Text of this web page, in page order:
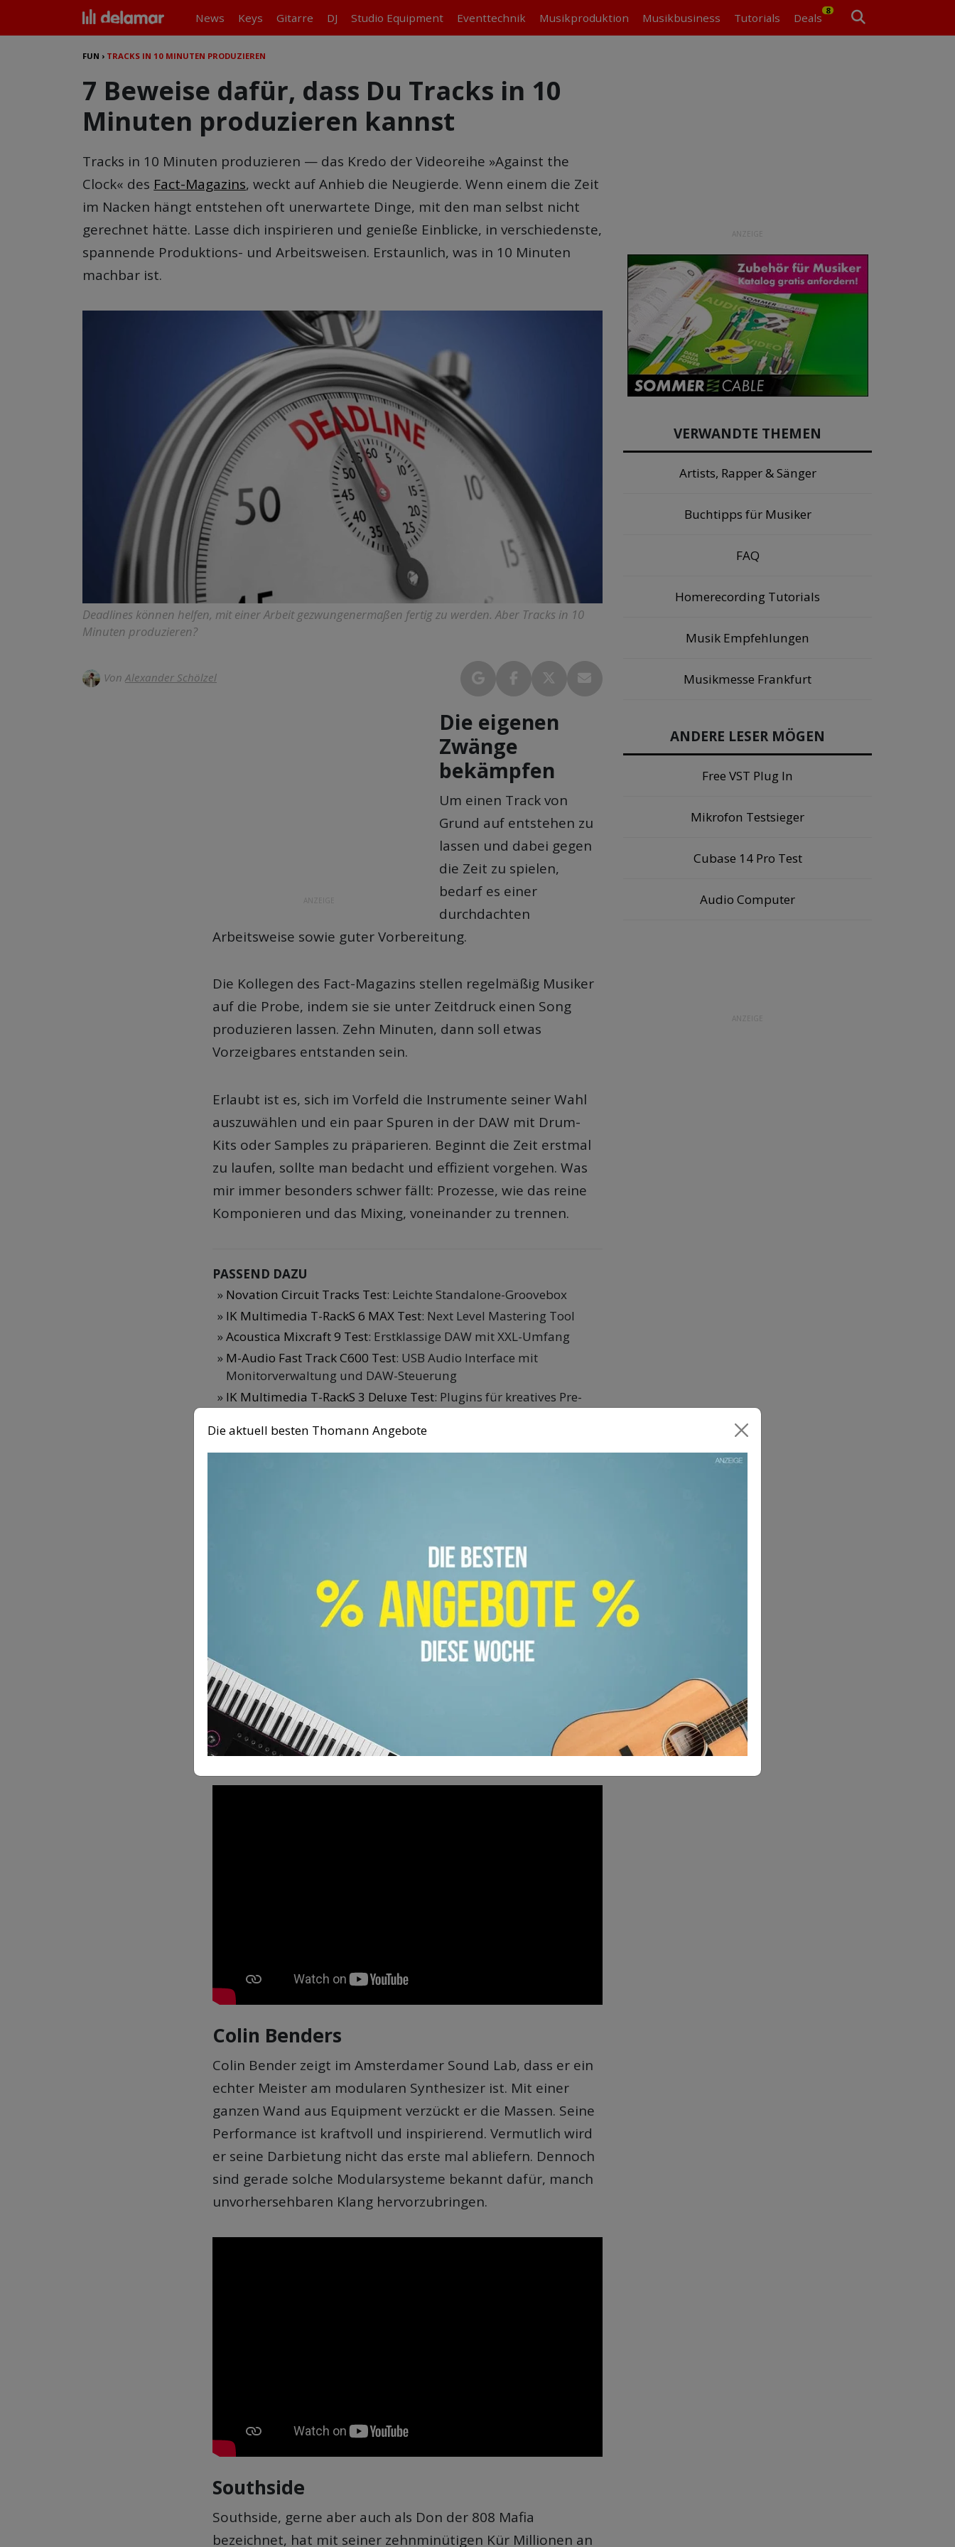
News Keys Gitarre DJ Studio Equipment Eventtechnik Musikproduktion Musikbusiness Tutorials Deals
8
FUN › TRACKS IN 10 MINUTEN PRODUZIEREN
7 Beweise dafür, dass Du Tracks in 10
Minuten produzieren kannst
Tracks in 10 Minuten produzieren — das Kredo der Videoreihe »Against the
Clock« des Fact-Magazins, weckt auf Anhieb die Neugierde. Wenn einem die Zeit
im Nacken hängt entstehen oft unerwartete Dinge, mit den man selbst nicht
gerechnet hätte. Lasse dich inspirieren und genieße Einblicke, in verschiedenste,
spannende Produktions- und Arbeitsweisen. Erstaunlich, was in 10 Minuten
machbar ist.
Deadlines können helfen, mit einer Arbeit gezwungenermaßen fertig zu werden. Aber Tracks in 10
Minuten produzieren?
Von Alexander Schölzel
ANZEIGE
Die eigenen
Zwänge
bekämpfen
Um einen Track von
Grund auf entstehen zu
lassen und dabei gegen
die Zeit zu spielen,
bedarf es einer
durchdachten
Arbeitsweise sowie guter Vorbereitung.
Die Kollegen des Fact-Magazins stellen regelmäßig Musiker
auf die Probe, indem sie sie unter Zeitdruck einen Song
produzieren lassen. Zehn Minuten, dann soll etwas
Vorzeigbares entstanden sein.
Erlaubt ist es, sich im Vorfeld die Instrumente seiner Wahl
auszuwählen und ein paar Spuren in der DAW mit Drum-
Kits oder Samples zu präparieren. Beginnt die Zeit erstmal
zu laufen, sollte man bedacht und effizient vorgehen. Was
mir immer besonders schwer fällt: Prozesse, wie das reine
Komponieren und das Mixing, voneinander zu trennen.
PASSEND DAZU
Novation Circuit Tracks Test: Leichte Standalone-Groovebox
IK Multimedia T-RackS 6 MAX Test: Next Level Mastering Tool
Acoustica Mixcraft 9 Test: Erstklassige DAW mit XXL-Umfang
M-Audio Fast Track C600 Test: USB Audio Interface mit
Monitorverwaltung und DAW-Steuerung
IK Multimedia T-RackS 3 Deluxe Test: Plugins für kreatives Pre-
verrennt und dabei die eigentliche Idee und Struktur aus
den Augen verliert. Einfach mal die Aufnahme starten und
abwarten, was passiert, fällt nicht immer leicht.
Die Idee, sich einen Wecker zu stellen und somit immer nur
eine definierte Zeit lang an den einzelnen Elementen eines
Songs zu arbeiten, ist an sich nicht neu. Wenn es wirklich
darauf ankommt in kürzester Zeit etwas zustande zu
bringen, entspringen ungeahnte Gedanken und
Eingebungen.
Colin Benders
Colin Bender zeigt im Amsterdamer Sound Lab, dass er ein
echter Meister am modularen Synthesizer ist. Mit einer
ganzen Wand aus Equipment verzückt er die Massen. Seine
Performance ist kraftvoll und inspirierend. Vermutlich wird
er seine Darbietung nicht das erste mal abliefern. Dennoch
sind gerade solche Modularsysteme bekannt dafür, manch
unvorhersehbaren Klang hervorzubringen.
Southside
Southside, gerne aber auch als Don der 808 Mafia
bezeichnet, hat mit seiner zehnminütigen Kür Millionen an
ANZEIGE
VERWANDTE THEMEN
Artists, Rapper & Sänger
Buchtipps für Musiker
FAQ
Homerecording Tutorials
Musik Empfehlungen
Musikmesse Frankfurt
ANDERE LESER MÖGEN
Free VST Plug In
Mikrofon Testsieger
Cubase 14 Pro Test
Audio Computer
ANZEIGE
Die aktuell besten Thomann Angebote